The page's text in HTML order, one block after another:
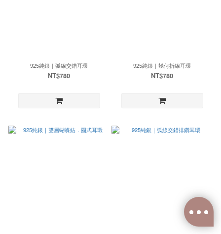
925純銀｜弧線交錯耳環
NT$780
925純銀｜幾何折線耳環
NT$780